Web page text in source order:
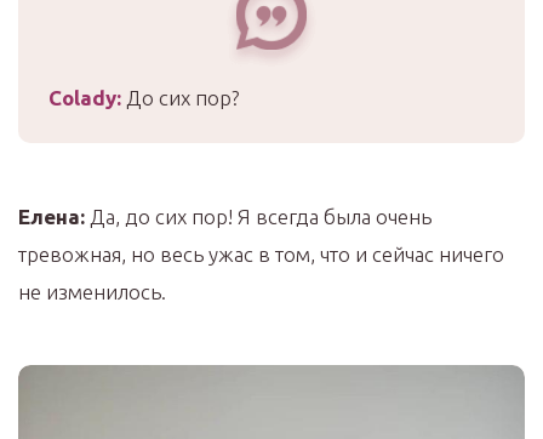
Colady: До сих пор?
Елена: Да, до сих пор! Я всегда была очень
тревожная, но весь ужас в том, что и сейчас ничего
не изменилось.